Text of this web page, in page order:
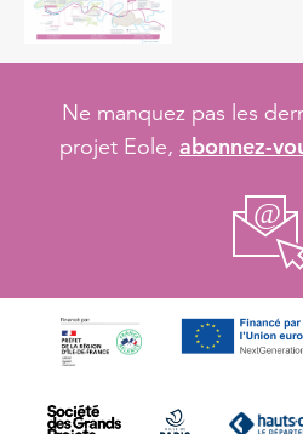
Ne manquez pas les
projet Eole, abonnez-